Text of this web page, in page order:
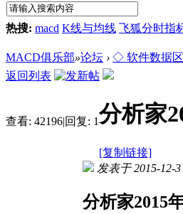
热搜: macd K线与均线 飞狐分时指
MACD俱乐部»论坛 › ◇ 软件数据
返回列表
查看: 42196|回复: 1分析家
[复制链接]
发表于 2015-12-
分析家2015